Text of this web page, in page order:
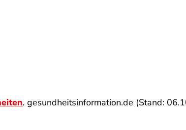
. gesundheitsinformation.de (Stand: